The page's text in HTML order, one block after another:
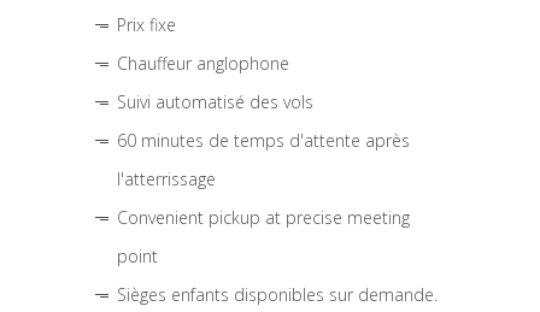
Prix fixe
Chauffeur anglophone
Suivi automatisé des vols
60 minutes de temps d'attente après
l'atterrissage
Convenient pickup at precise meeting
point
Sièges enfants disponibles sur demande.